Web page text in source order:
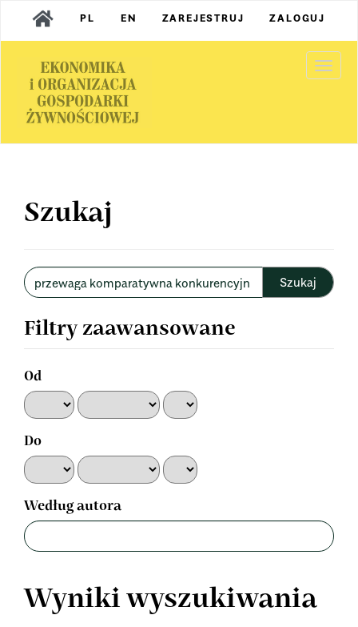
Main
Navigation
Content
Sidebar
PL EN ZAREJESTRUJ ZALOGUJ
Szukaj
Wyszukaj
w
Filtry zaawansowane
Od
Do
Według autora
Wyniki wyszukiwania